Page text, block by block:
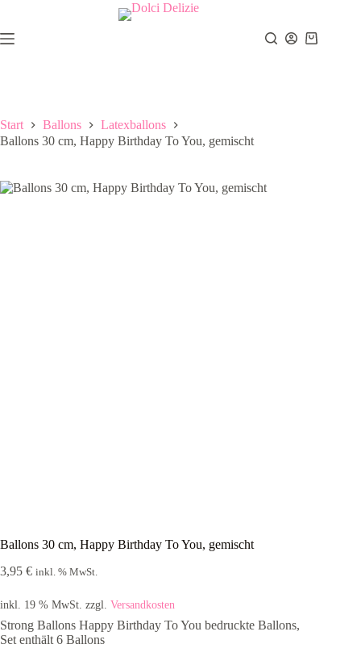
springen
Warenkorb
Start Ballons
Latexballons
Ballons 30 cm, Happy Birthday To You, gemischt
Ballons 30 cm, Happy Birthday To You, gemischt
3,95 € inkl. % MwSt.
inkl. 19 % MwSt. zzgl. Versandkosten
Strong Ballons Happy Birthday To You bedruckte Ballons,
Set enthält 6 Ballons